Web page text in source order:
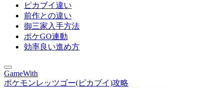
ピカブイ違い
前作との違い
御三家入手方法
ポケGO連動
効率良い進め方
GameWith
ポケモンレッツゴー(ピカブイ)攻略